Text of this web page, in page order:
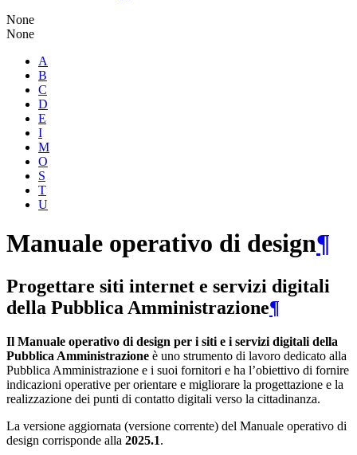
None
None
A
B
C
D
E
I
M
O
S
T
U
Manuale operativo di design¶
Progettare siti internet e servizi digitali
della Pubblica Amministrazione¶
Il Manuale operativo di design per i siti e i servizi digitali della
Pubblica Amministrazione è uno strumento di lavoro dedicato alla
Pubblica Amministrazione e i suoi fornitori e ha l’obiettivo di fornire
indicazioni operative per orientare e migliorare la progettazione e la
realizzazione dei punti di contatto digitali verso la cittadinanza.
La versione aggiornata (versione corrente) del Manuale operativo di
design corrisponde alla 2025.1.